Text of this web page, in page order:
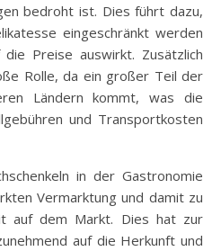
bedroht ist. Dies führt dazu,
eingeschränkt werden
Preise auswirkt. Zusätzlich
Rolle, da ein großer Teil der
Ländern kommt, was die
und Transportkosten
in der Gastronomie
Vermarktung und damit zu
auf dem Markt. Dies hat zur
auf die Herkunft und